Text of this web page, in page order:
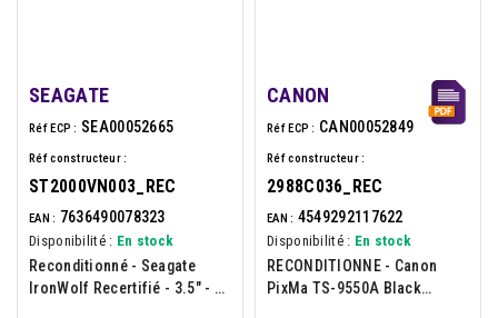
SEAGATE
Réf ECP : SEA00052665
Réf constructeur :
ST2000VN003_REC
EAN : 7636490078323
Disponibilité : En stock
Reconditionné - Seagate
IronWolf Recertifié - 3.5" - 2
CANON
Réf ECP : CAN00052849
Réf constructeur :
2988C036_REC
EAN : 4549292117622
Disponibilité : En stock
RECONDITIONNE - Canon
PixMa TS-9550A Black